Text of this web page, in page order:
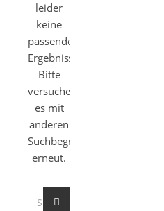
leider
keine
passenden
Ergebnisse.
Bitte
versuche
es mit
anderen
Suchbegriffen
erneut.